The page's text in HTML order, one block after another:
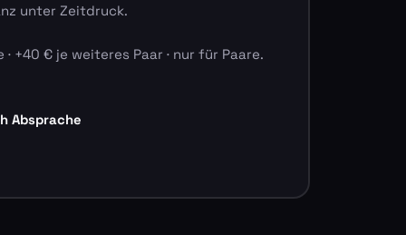
unter Zeitdruck.
+40 € je weiteres Paar · nur für Paare.
Absprache